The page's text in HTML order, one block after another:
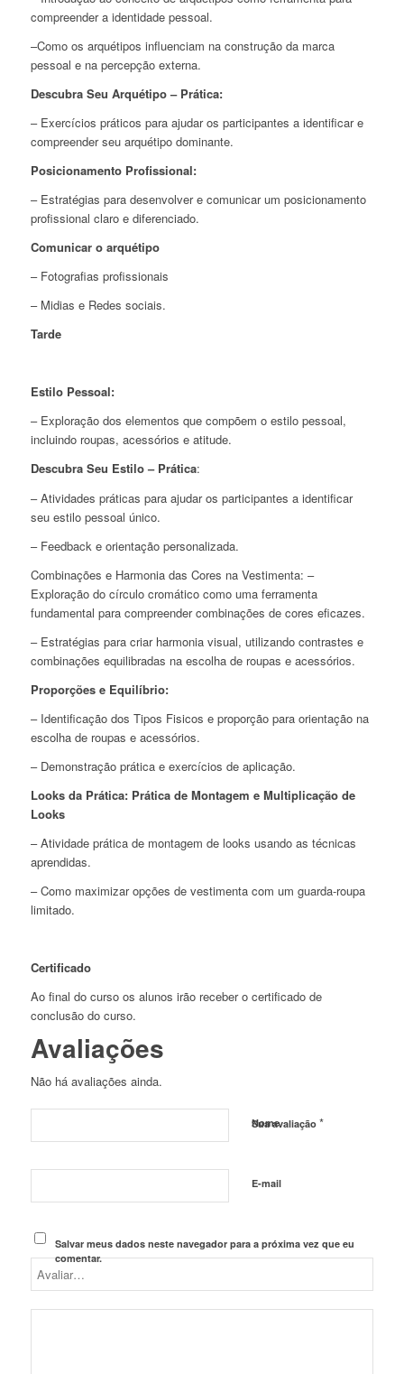
compreender a identidade pessoal.
–Como os arquétipos influenciam na construção da marca
pessoal e na percepção externa.
Descubra Seu Arquétipo – Prática:
– Exercícios práticos para ajudar os participantes a identificar e
compreender seu arquétipo dominante.
Posicionamento Profissional:
– Estratégias para desenvolver e comunicar um posicionamento
profissional claro e diferenciado.
Comunicar o arquétipo
– Fotografias profissionais
– Midias e Redes sociais.
Tarde
Estilo Pessoal:
– Exploração dos elementos que compõem o estilo pessoal,
incluindo roupas, acessórios e atitude.
Descubra Seu Estilo – Prática:
– Atividades práticas para ajudar os participantes a identificar
seu estilo pessoal único.
– Feedback e orientação personalizada.
Combinações e Harmonia das Cores na Vestimenta: –
Exploração do círculo cromático como uma ferramenta
fundamental para compreender combinações de cores eficazes.
– Estratégias para criar harmonia visual, utilizando contrastes e
combinações equilibradas na escolha de roupas e acessórios.
Proporções e Equilíbrio:
– Identificação dos Tipos Fisicos e proporção para orientação na
escolha de roupas e acessórios.
– Demonstração prática e exercícios de aplicação.
Looks da Prática: Prática de Montagem e Multiplicação de
Looks
– Atividade prática de montagem de looks usando as técnicas
aprendidas.
– Como maximizar opções de vestimenta com um guarda-roupa
limitado.
Certificado
Ao final do curso os alunos irão receber o certificado de
conclusão do curso.
Avaliações
Não há avaliações ainda.
Nome
E-mail
Salvar meus dados neste navegador para a próxima vez que eu
comentar.
Sua avaliação *